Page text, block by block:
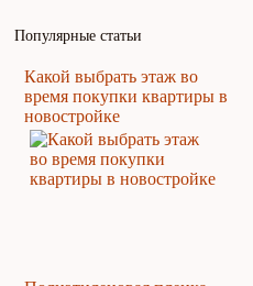
Популярные статьи
Какой выбрать этаж во
время покупки квартиры в
новостройке